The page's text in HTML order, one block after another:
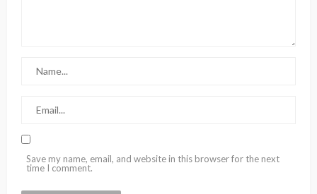
Save my name, email, and website in this browser for the next
time I comment.